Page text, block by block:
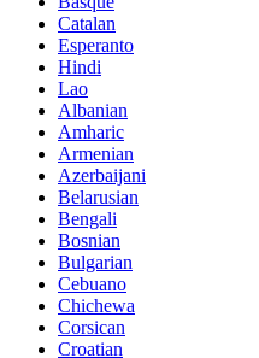
Catalan
Esperanto
Hindi
Lao
Albanian
Amharic
Armenian
Azerbaijani
Belarusian
Bengali
Bosnian
Bulgarian
Cebuano
Chichewa
Corsican
Croatian